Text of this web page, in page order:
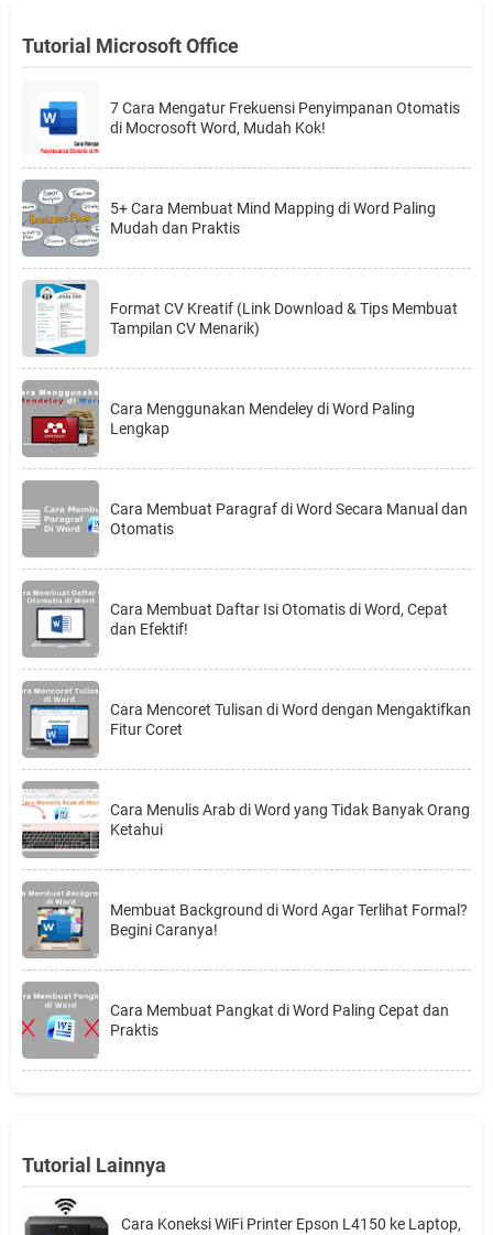
Tutorial Microsoft Office
7 Cara Mengatur Frekuensi Penyimpanan Otomatis
di Mocrosoft Word, Mudah Kok!
5+ Cara Membuat Mind Mapping di Word Paling
Mudah dan Praktis
Format CV Kreatif (Link Download & Tips Membuat
Tampilan CV Menarik)
Cara Menggunakan Mendeley di Word Paling
Lengkap
Cara Membuat Paragraf di Word Secara Manual dan
Otomatis
Cara Membuat Daftar Isi Otomatis di Word, Cepat
dan Efektif!
Cara Mencoret Tulisan di Word dengan Mengaktifkan
Fitur Coret
Cara Menulis Arab di Word yang Tidak Banyak Orang
Ketahui
Membuat Background di Word Agar Terlihat Formal?
Begini Caranya!
Cara Membuat Pangkat di Word Paling Cepat dan
Praktis
Tutorial Lainnya
Cara Koneksi WiFi Printer Epson L4150 ke Laptop,